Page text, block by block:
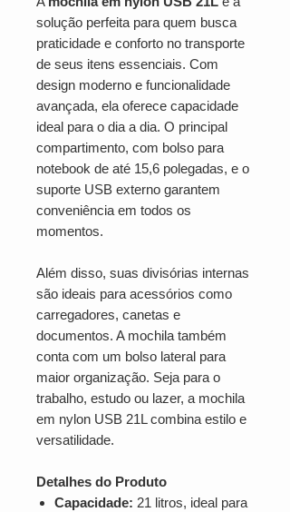
solução perfeita para quem busca
praticidade e conforto no transporte
de seus itens essenciais. Com
design moderno e funcionalidade
avançada, ela oferece capacidade
ideal para o dia a dia. O principal
compartimento, com bolso para
notebook de até 15,6 polegadas, e o
suporte USB externo garantem
conveniência em todos os
momentos.
Além disso, suas divisórias internas
são ideais para acessórios como
carregadores, canetas e
documentos. A mochila também
conta com um bolso lateral para
maior organização. Seja para o
trabalho, estudo ou lazer, a mochila
em nylon USB 21L combina estilo e
versatilidade.
Detalhes do Produto
Capacidade: 21 litros, ideal para